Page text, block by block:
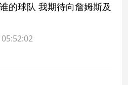
的球队 我期待向詹姆斯及